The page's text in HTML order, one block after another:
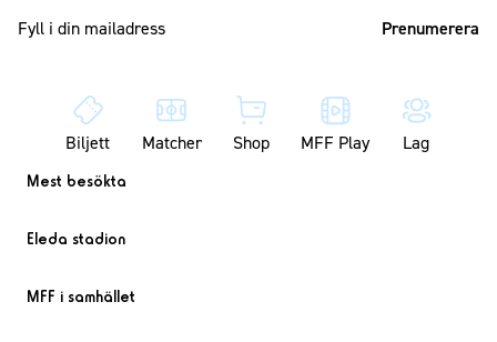
Biljett Matcher Shop MFF Play Lag
Mest besökta
Eleda stadion
MFF i samhället